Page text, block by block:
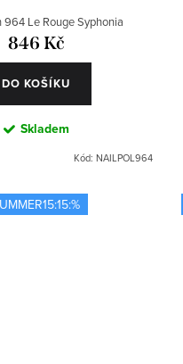
964 Le Rouge Syphonia
846 Kč
DO KOŠÍKU
Skladem
Kód: NAILPOL964